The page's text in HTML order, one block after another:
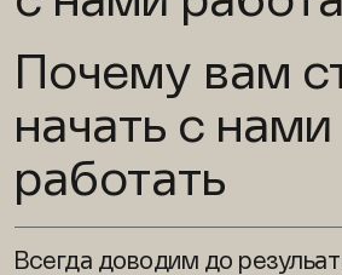
Почему вам
начать с нами
работать
Всегда доводим до